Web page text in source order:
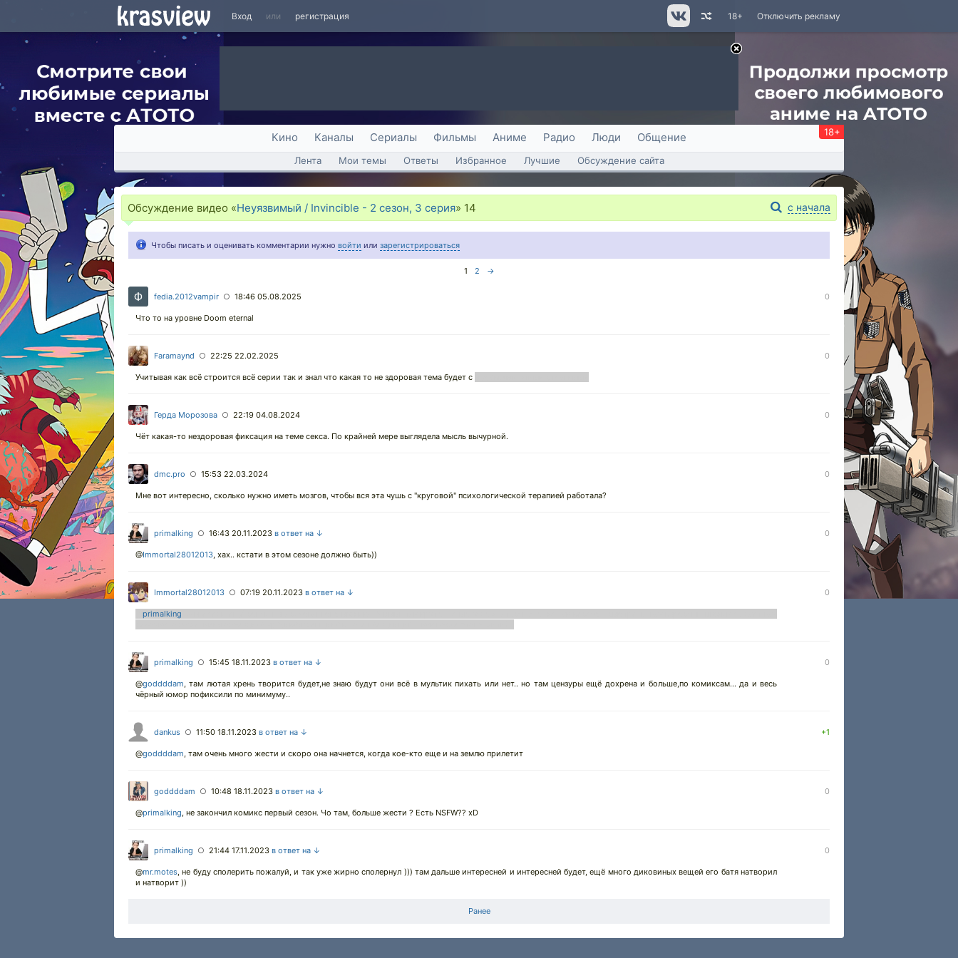
Вход или регистрация Отключить рекламу
18+
Кино Каналы Сериалы Фильмы Аниме Радио Люди Общение 18+
Лента Мои темы Ответы Избранное Лучшие Обсуждение сайта
Обсуждение видео «Неуязвимый / Invincible - 2 сезон, 3 серия» 14 с начала
Чтобы писать и оценивать комментарии нужно войти или зарегистрироваться
1 2 →
fedia.2012vampir ○ 18:46 05.08.2025 0
Что то на уровне Doom eternal
Faramaynd ○ 22:25 22.02.2025 0
Учитывая как всё строится всё серии так и знал что какая то не здоровая тема будет с
Герда Морозова ○ 22:19 04.08.2024 0
Чёт какая-то нездоровая фиксация на теме секса. По крайней мере выглядела мысль вычурной.
dmc.pro ○ 15:53 22.03.2024 0
Мне вот интересно, сколько нужно иметь мозгов, чтобы вся эта чушь с "круговой" психологической терапией работала?
primalking ○ 16:43 20.11.2023 в ответ на ↓ 0
@Immortal28012013, хах.. кстати в этом сезоне должно быть))
Immortal28012013 ○ 07:19 20.11.2023 в ответ на ↓ 0
primalking
primalking ○ 15:45 18.11.2023 в ответ на ↓ 0
@goddddam, там лютая хрень творится будет,не знаю будут они всё в мультик пихать или нет.. но там цензуры ещё дохрена и больше,по комиксам... да и весь
чёрный юмор пофиксили по минимуму..
dankus ○ 11:50 18.11.2023 в ответ на ↓ +1
@goddddam, там очень много жести и скоро она начнется, когда кое-кто еще и на землю прилетит
goddddam ○ 10:48 18.11.2023 в ответ на ↓ 0
@primalking, не закончил комикс первый сезон. Чо там, больше жести ? Есть NSFW?? xD
primalking ○ 21:44 17.11.2023 в ответ на ↓ 0
@mr.motes, не буду сполерить пожалуй, и так уже жирно сполернул ))) там дальше интересней и интересней будет, ещё много диковиных вещей его батя натворил
и натворит ))
Ранее